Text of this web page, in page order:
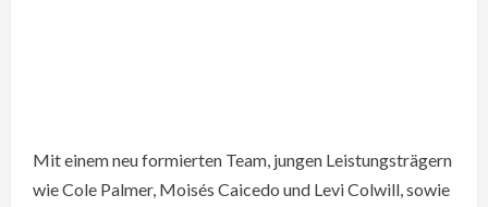
Mit einem neu formierten Team, jungen Leistungsträgern
wie Cole Palmer, Moisés Caicedo und Levi Colwill, sowie